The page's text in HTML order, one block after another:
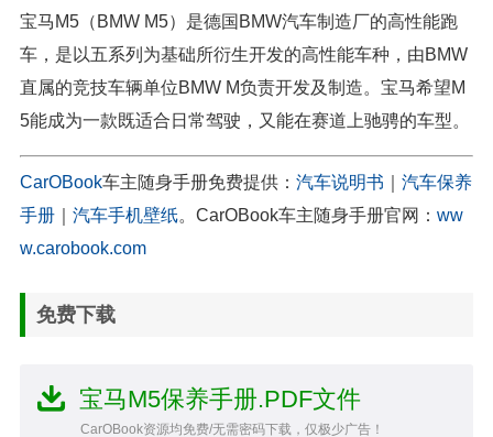
宝马M5（BMW M5）是德国BMW汽车制造厂的高性能跑
车，是以五系列为基础所衍生开发的高性能车种，由BMW
直属的竞技车辆单位BMW M负责开发及制造。宝马希望M
5能成为一款既适合日常驾驶，又能在赛道上驰骋的车型。
CarOBook车主随身手册免费提供： 汽车说明书
汽车保养
手册
汽车手机壁纸。CarOBook车主随身手册官网： ww
w.carobook.com
免费下载
宝马M5保养手册.PDF文件
CarOBook资源均免费/无需密码下载，仅极少广告！